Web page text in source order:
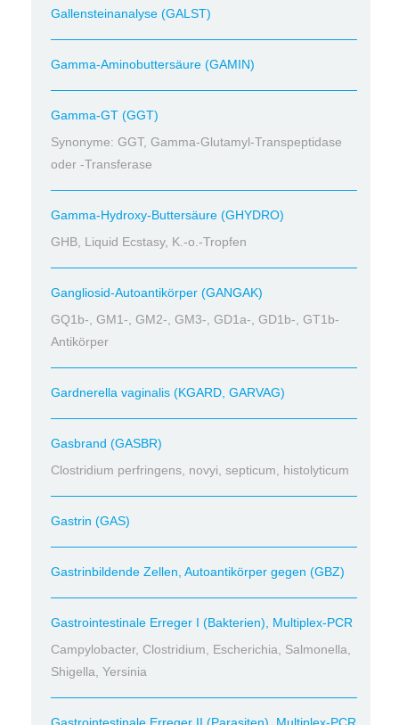
Gallensteinanalyse (GALST)
Gamma-Aminobuttersäure (GAMIN)
Gamma-GT (GGT)
Synonyme: GGT, Gamma-Glutamyl-Transpeptidase
oder -Transferase
Gamma-Hydroxy-Buttersäure (GHYDRO)
GHB, Liquid Ecstasy, K.-o.-Tropfen
Gangliosid-Autoantikörper (GANGAK)
GQ1b-, GM1-, GM2-, GM3-, GD1a-, GD1b-, GT1b-
Antikörper
Gardnerella vaginalis (KGARD, GARVAG)
Gasbrand (GASBR)
Clostridium perfringens, novyi, septicum, histolyticum
Gastrin (GAS)
Gastrinbildende Zellen, Autoantikörper gegen (GBZ)
Gastrointestinale Erreger I (Bakterien), Multiplex-PCR
Campylobacter, Clostridium, Escherichia, Salmonella,
Shigella, Yersinia